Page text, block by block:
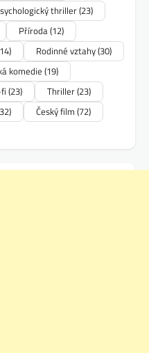
thriller(23)
Příroda(12)
Rodinné vztahy(30)
komedie (19)
(23) Thriller(23)
Český film (72)